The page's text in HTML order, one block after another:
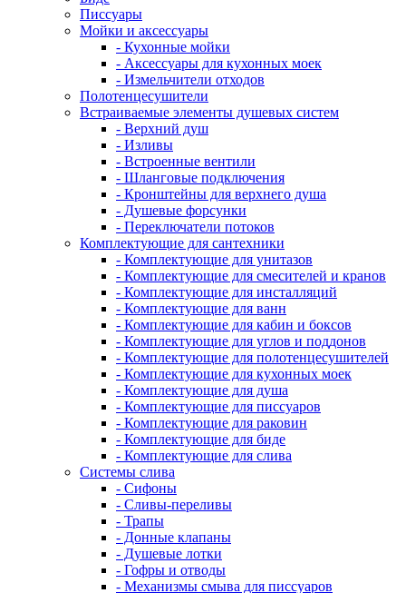
Писсуары
Мойки и аксессуары
- Кухонные мойки
- Аксессуары для кухонных моек
- Измельчители отходов
Полотенцесушители
Встраиваемые элементы душевых систем
- Верхний душ
- Изливы
- Встроенные вентили
- Шланговые подключения
- Кронштейны для верхнего душа
- Душевые форсунки
- Переключатели потоков
Комплектующие для сантехники
- Комплектующие для унитазов
- Комплектующие для смесителей и кранов
- Комплектующие для инсталляций
- Комплектующие для ванн
- Комплектующие для кабин и боксов
- Комплектующие для углов и поддонов
- Комплектующие для полотенцесушителей
- Комплектующие для кухонных моек
- Комплектующие для душа
- Комплектующие для писсуаров
- Комплектующие для раковин
- Комплектующие для биде
- Комплектующие для слива
Системы слива
- Сифоны
- Сливы-переливы
- Трапы
- Донные клапаны
- Душевые лотки
- Гофры и отводы
- Механизмы смыва для писсуаров